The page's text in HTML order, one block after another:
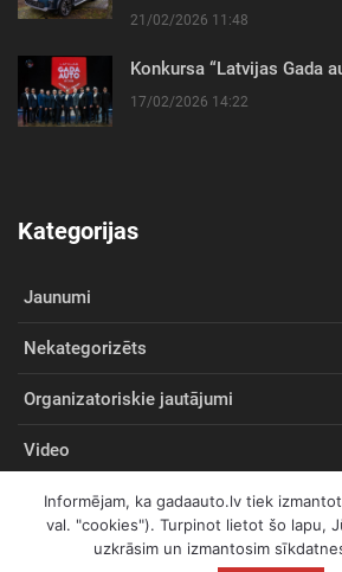
21/02/2026 11:48
Konkursa “Latvijas Gada
17/02/2026 14:22
Kategorijas
Jaunumi
Nekategorizēts
Organizatoriskie jautājumi
Video
Informējam, ka gadaauto.lv tiek
val. "cookies"). Turpinot lietot šo lapu,
uzkrāsim un izmantosim